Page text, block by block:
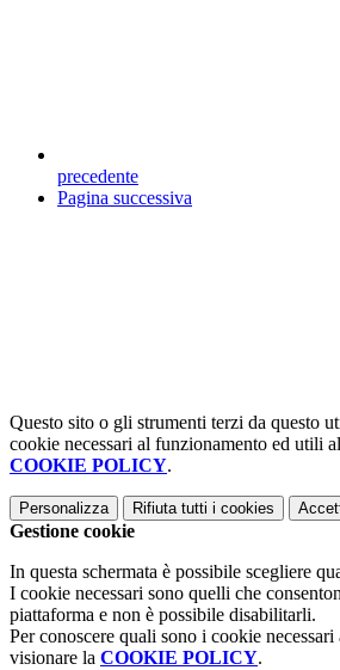
precedente
Pagina successiva
Questo sito o gli strumenti terzi da questo
cookie necessari al funzionamento ed utili
COOKIE POLICY.
Personalizza Rifiuta tutti i cookies
Gestione cookie
In questa schermata è possibile scegliere
I cookie necessari sono quelli che
piattaforma e non è possibile disabilitarli.
Per conoscere quali sono i cookie
visionare la COOKIE POLICY.